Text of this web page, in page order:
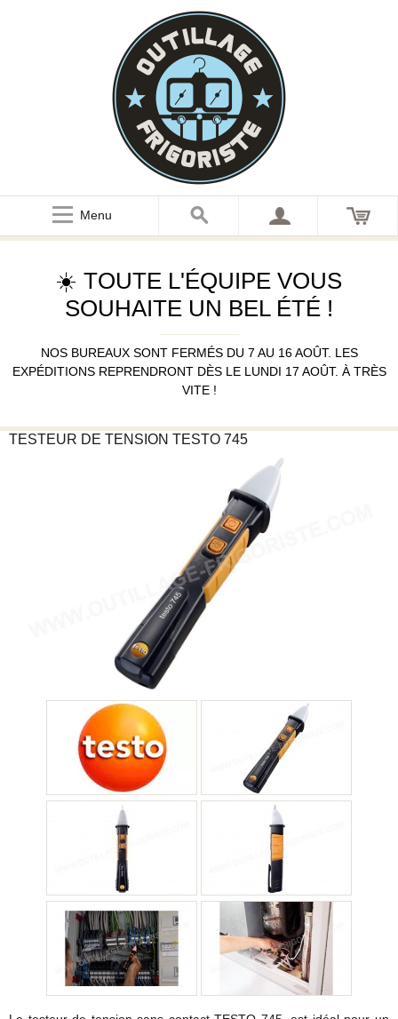
Menu
☀️ TOUTE L'ÉQUIPE VOUS
SOUHAITE UN BEL ÉTÉ !
NOS BUREAUX SONT FERMÉS DU 7 AU 16 AOÛT. LES
EXPÉDITIONS REPRENDRONT DÈS LE LUNDI 17 AOÛT. À TRÈS
VITE !
TESTEUR DE TENSION TESTO 745